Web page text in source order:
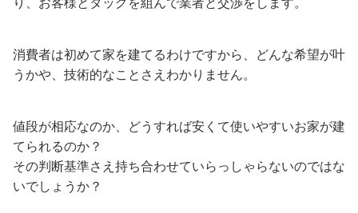
消費者は初めて家を建てるわけですから、どんな希望が叶
うかや、技術的なことさえわかりません。
値段が相応なのか、どうすれば安くて使いやすいお家が建
てられるのか？
その判断基準さえ持ち合わせていらっしゃらないのではな
いでしょうか？